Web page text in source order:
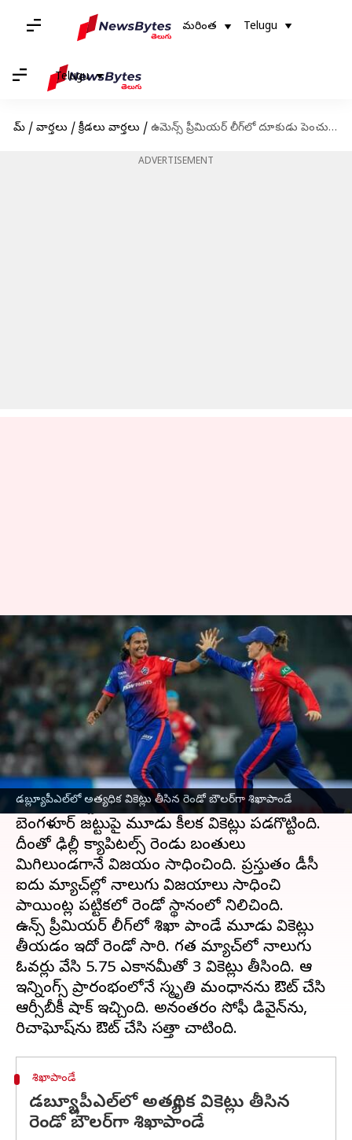
మరింత Telugu
Telugu
హోమ్ / వార్తలు / క్రీడలు వార్తలు / ఉమెన్స్ ప్రీమియర్ లీగ్‌లో దూకుడు పెంచుతున్న శిఖా పాండే
ADVERTISEMENT
డబ్ల్యూపీఎల్‌లో అత్యధిక వికెట్లు తీసిన రెండో బౌలర్‌గా శిఖాపాండే
ఉమెన్స్ ప్రీమియర్ లీగ్‌లో దూకుడు
పెంచుతున్న శిఖా పాండే
వ్రాసిన వారు Jayachandra Akuri Mar 14, 2023 01:09 pm
ఈ వార్తాకథనం ఏంటి
ఉమెన్స్ ప్రీమియర్ లీగ్‌లో శిఖాపాండే శివంగిలా
దుమ్ములేపుతోంది. తన బౌలింగ్‌తో ప్రత్యర్థుల గుండెల్లో
గుబులు పుట్టిస్తోంది. తాజాగా రాయల్ ఛాలెంజర్స్
బెంగళూర్ జట్టుపై మూడు కీలక వికెట్లు పడగొట్టింది.
దీంతో ఢిల్లీ క్యాపిటల్స్ రెండు బంతులు
మిగిలుండగానే విజయం సాధించింది. ప్రస్తుతం డీసీ
ఐదు మ్యాచ్‌ల్లో నాలుగు విజయాలు సాధించి
పాయింట్ల పట్టికలో రెండో స్థానంలో నిలిచింది.
ఉమెన్స్ ప్రీమియర్ లీగ్‌లో శిఖా పాండే మూడు వికెట్లు
తీయడం ఇదో రెండో సారి. గత మ్యాచ్‌లో నాలుగు
ఓవర్లు వేసి 5.75 ఎకానమీతో 3 వికెట్లు తీసింది. ఆమె
ఇన్నింగ్స్ ప్రారంభంలోనే స్మృతి మంధానను ఔట్ చేసి
ఆర్సీబీకీ షాక్ ఇచ్చింది. అనంతరం సోఫీ డివైన్‌ను,
శిఖాపాండే
డబ్య్లూపీఎల్‌లో అత్యధిక వికెట్లు తీసిన
రెండో బౌలర్‌గా శిఖాపాండే